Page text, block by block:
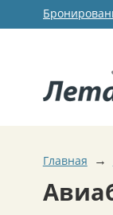
Главная →